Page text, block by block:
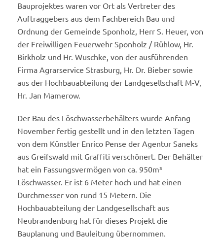
Bauprojektes waren vor Ort als Vertreter des
Auftraggebers aus dem Fachbereich Bau und
Ordnung der Gemeinde Sponholz, Herr S. Heuer, von
der Freiwilligen Feuerwehr Sponholz / Rühlow, Hr.
Birkholz und Hr. Wuschke, von der ausführenden
Firma Agrarservice Strasburg, Hr. Dr. Bieber sowie
aus der Hochbauabteilung der Landgesellschaft M-V,
Hr. Jan Mamerow.
Der Bau des Löschwasserbehälters wurde Anfang
November fertig gestellt und in den letzten Tagen
von dem Künstler Enrico Pense der Agentur Saneks
aus Greifswald mit Graffiti verschönert. Der Behälter
hat ein Fassungsvermögen von ca. 950m³
Löschwasser. Er ist 6 Meter hoch und hat einen
Durchmesser von rund 15 Metern. Die
Hochbauabteilung der Landgesellschaft aus
Neubrandenburg hat für dieses Projekt die
Bauplanung und Bauleitung übernommen.